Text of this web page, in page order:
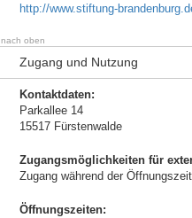
http://www.stiftung-
nach oben
Zugang und Nutzung
Kontaktdaten:
Parkallee 14
15517 Fürstenwalde
Zugangsmöglichkeiten für
Zugang während der
Öffnungszeiten: